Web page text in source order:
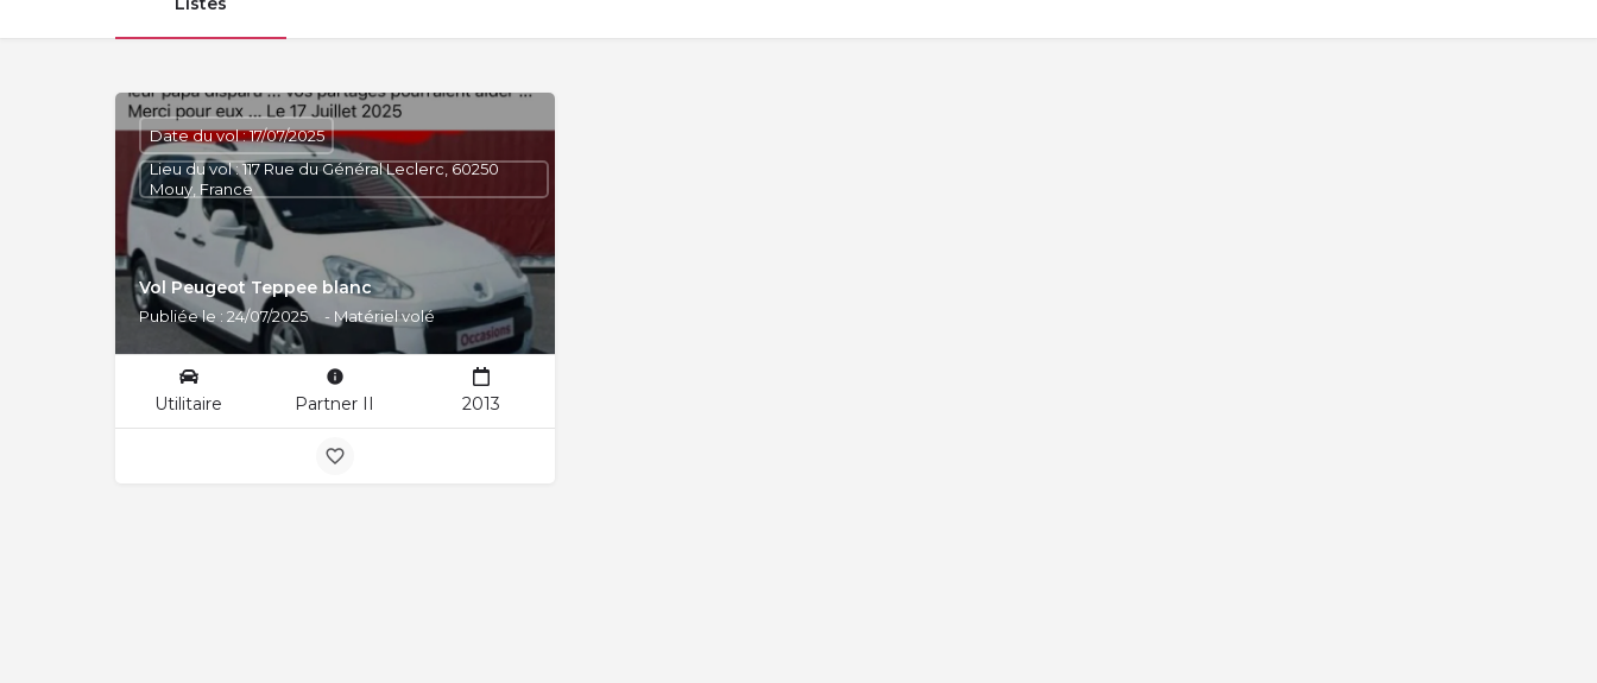
Vol Peugeot Teppee blanc
Publiée le : 24/07/2025 - Matériel volé
Date du vol : 17/07/2025
Lieu du vol : 117 Rue du Général Leclerc, 60250
Mouy, France
Utilitaire Partner II 2013